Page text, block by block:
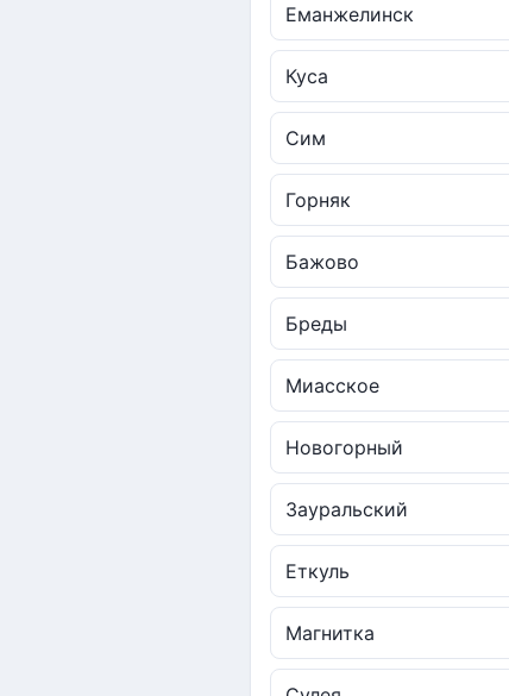
Еманжелинск
Куса
Сим
Горняк
Бажово
Бреды
Миасское
Новогорный
Зауральский
Еткуль
Магнитка